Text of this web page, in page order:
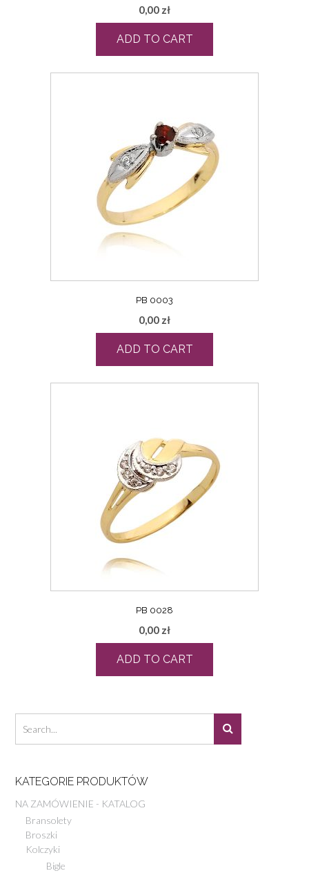
0,00 zł
ADD TO CART
PB 0003
0,00 zł
ADD TO CART
PB 0028
0,00 zł
ADD TO CART
KATEGORIE PRODUKTÓW
NA ZAMÓWIENIE - KATALOG
Bransolety
Broszki
Kolczyki
Bigle